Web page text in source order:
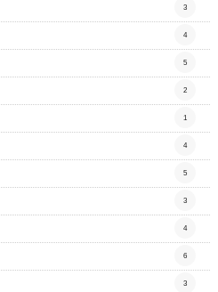
3
4
5
2
1
4
5
3
4
6
3